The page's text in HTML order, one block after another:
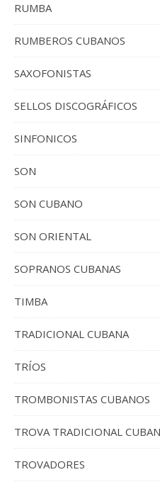
RUMBA
RUMBEROS CUBANOS
SAXOFONISTAS
SELLOS DISCOGRÁFICOS
SINFONICOS
SON
SON CUBANO
SON ORIENTAL
SOPRANOS CUBANAS
TIMBA
TRADICIONAL CUBANA
TRÍOS
TROMBONISTAS CUBANOS
TROVA TRADICIONAL
TROVADORES